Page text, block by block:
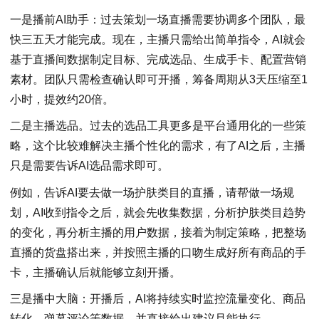
一是播前AI助手：过去策划一场直播需要协调多个团队，最
快三五天才能完成。现在，主播只需给出简单指令，AI就会
基于直播间数据制定目标、完成选品、生成手卡、配置营销
素材。团队只需检查确认即可开播，筹备周期从3天压缩至1
小时，提效约20倍。
二是主播选品。过去的选品工具更多是平台通用化的一些策
略，这个比较难解决主播个性化的需求，有了AI之后，主播
只是需要告诉AI选品需求即可。
例如，告诉AI要去做一场护肤类目的直播，请帮做一场规
划，AI收到指令之后，就会先收集数据，分析护肤类目趋势
的变化，再分析主播的用户数据，接着为制定策略，把整场
直播的货盘搭出来，并按照主播的口吻生成好所有商品的手
卡，主播确认后就能够立刻开播。
三是播中大脑：开播后，AI将持续实时监控流量变化、商品